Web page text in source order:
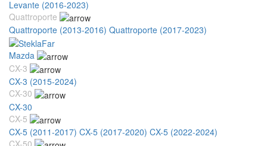
Levante (2016-2023)
Quattroporte
Quattroporte (2013-2016) Quattroporte (2017-2023)
Mazda
CX-3
CX-3 (2015-2024)
CX-30
CX-30
CX-5
CX-5 (2011-2017) CX-5 (2017-2020) CX-5 (2022-2024)